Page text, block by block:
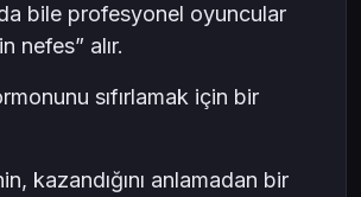
bile profesyonel oyuncular
nefes” alır.
sıfırlamak için bir
kazandığını anlamadan bir